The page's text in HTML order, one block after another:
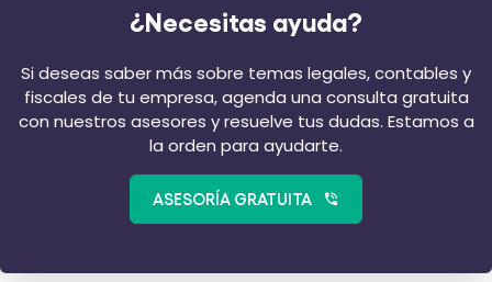
¿Necesitas ayuda?
Si deseas saber más sobre temas legales, contables y
fiscales de tu empresa, agenda una consulta gratuita
con nuestros asesores y resuelve tus dudas. Estamos a
la orden para ayudarte.
ASESORÍA GRATUITA